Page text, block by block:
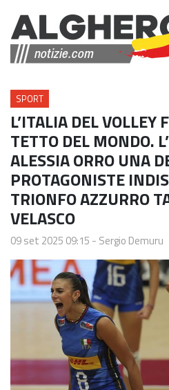
SPORT
L’ITALIA DEL
TETTO DEL MONDO.
ALESSIA ORRO UNA
PROTAGONISTE
TRIONFO AZZURRO
VELASCO
09 set 2025 09:15 - Sergio Demuru